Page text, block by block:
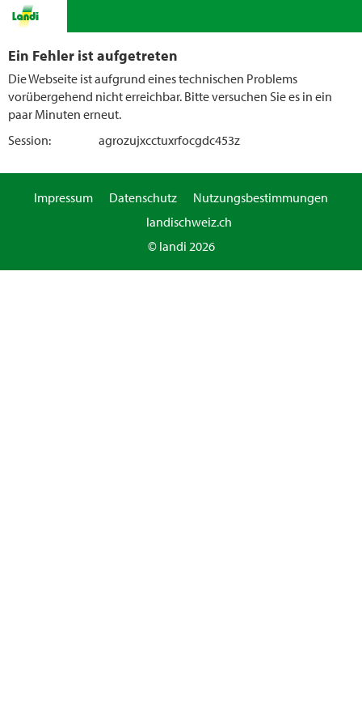
Ein Fehler ist aufgetreten
Die Webseite ist aufgrund eines technischen Problems
vorübergehend nicht erreichbar. Bitte versuchen Sie es in ein
paar Minuten erneut.
Session:
agrozujxcctuxrfocgdc453z
Impressum Datenschutz
Nutzungsbestimmungen
landischweiz.ch
© landi 2026